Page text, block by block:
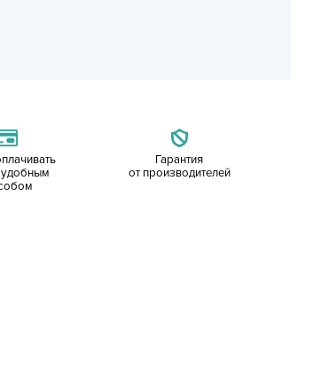
Гарантия
от производителей